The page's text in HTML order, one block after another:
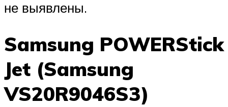
не выявлены.
Samsung POWERStick
Jet (Samsung
VS20R9046S3)